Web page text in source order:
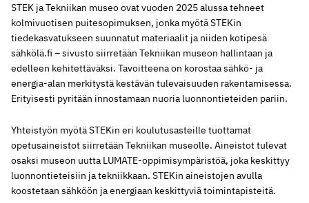
STEK ja Tekniikan museo ovat vuoden 2025 alussa tehneet
kolmivuotisen puitesopimuksen, jonka myötä STEKin
tiedekasvatukseen suunnatut materiaalit ja niiden kotipesä
sähkölä.fi – sivusto siirretään Tekniikan museon hallintaan ja
edelleen kehitettäväksi. Tavoitteena on korostaa sähkö- ja
energia-alan merkitystä kestävän tulevaisuuden rakentamisessa.
Erityisesti pyritään innostamaan nuoria luonnontieteiden pariin.
Yhteistyön myötä STEKin eri koulutusasteille tuottamat
opetusaineistot siirretään Tekniikan museolle. Aineistot tulevat
osaksi museon uutta LUMATE-oppimisympäristöä, joka keskittyy
luonnontieteisiin ja tekniikkaan. STEKin aineistojen avulla
koostetaan sähköön ja energiaan keskittyviä toimintapisteitä.